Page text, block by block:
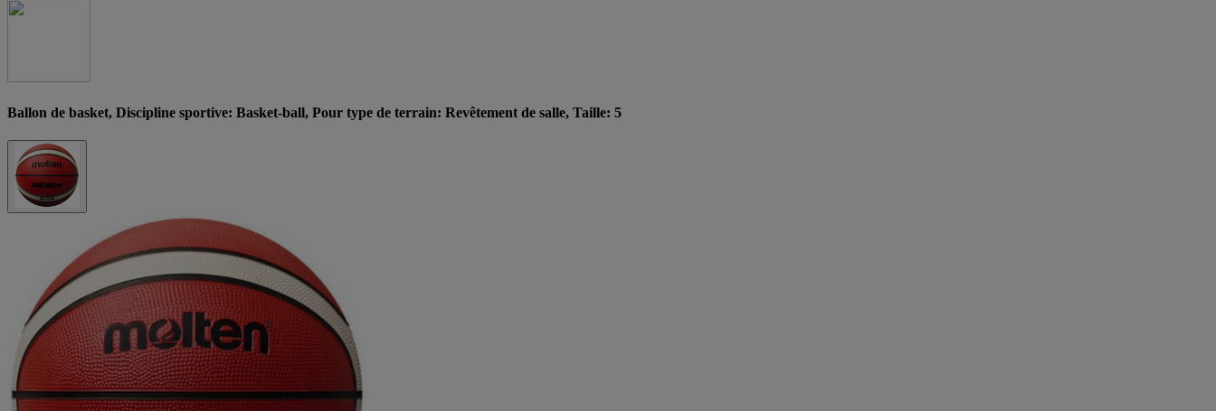
Ballon de basket, Discipline sportive: Basket-ball, Pour type de terrain: Revêtement de salle, Taille: 5